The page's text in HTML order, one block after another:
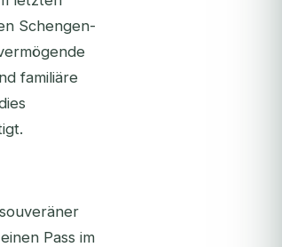
Schengen-
familiäre
Pass im